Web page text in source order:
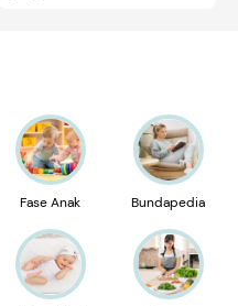
Fase Anak Bundapedia